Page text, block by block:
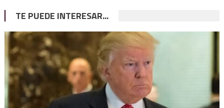
TE PUEDE INTERESAR...